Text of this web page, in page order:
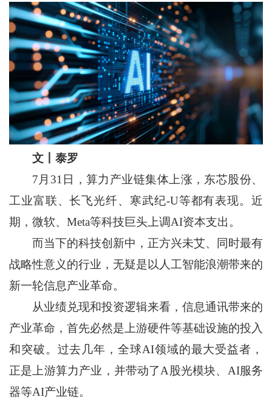
文丨泰罗
7月31日，算力产业链集体上涨，东芯股份、
工业富联、长飞光纤、寒武纪-U等都有表现。近
期，微软、Meta等科技巨头上调AI资本支出。
而当下的科技创新中，正方兴未艾、同时最有
战略性意义的行业，无疑是以人工智能浪潮带来的
新一轮信息产业革命。
从业绩兑现和投资逻辑来看，信息通讯带来的
产业革命，首先必然是上游硬件等基础设施的投入
和突破。过去几年，全球AI领域的最大受益者，
正是上游算力产业，并带动了A股光模块、AI服务
器等AI产业链。